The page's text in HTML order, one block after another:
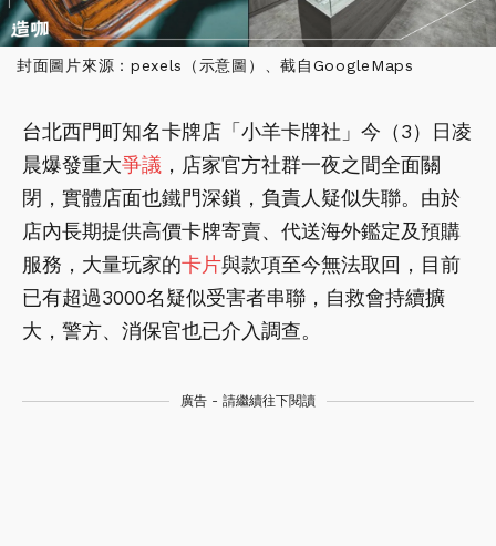
封面圖片來源：pexels（示意圖）、截自GoogleMaps
台北西門町知名卡牌店「小羊卡牌社」今（3）日凌
晨爆發重大爭議 ，店家官方社群一夜之間全面關
閉，實體店面也鐵門深鎖，負責人疑似失聯。由於
店內長期提供高價卡牌寄賣、代送海外鑑定及預購
服務，大量玩家的卡片與款項至今無法取回，目前
已有超過3000名疑似受害者串聯，自救會持續擴
大，警方、消保官也已介入調查。
廣告 - 請繼續往下閱讀